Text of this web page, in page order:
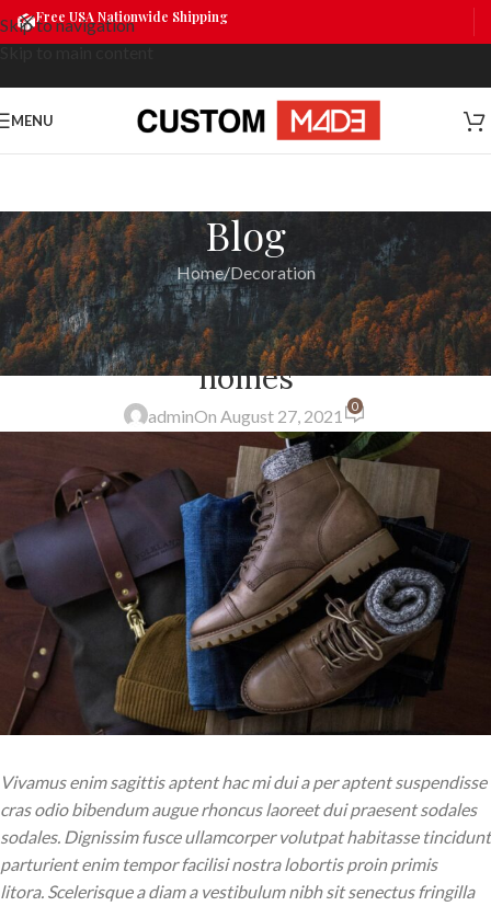
Skip to navigation
Free USA Nationwide Shipping
MENU
Blog
Home Decoration
DECORATION
Exploring Atlanta’s modern
homes
adminOn August 27, 2021 0
Vivamus enim sagittis aptent hac mi dui a per aptent suspendisse
cras odio bibendum augue rhoncus laoreet dui praesent sodales
sodales. Dignissim fusce ullamcorper volutpat habitasse tincidunt
parturient enim tempor facilisi nostra lobortis proin primis
litora. Scelerisque a diam a vestibulum nibh sit senectus fringilla